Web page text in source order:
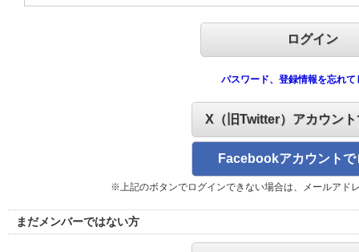
パスワード、登録情報を忘れて
X（旧Twitter）アカウン
Facebookアカウントで
※上記のボタンでログインできない場合は、メールアド
まだメンバーではない方